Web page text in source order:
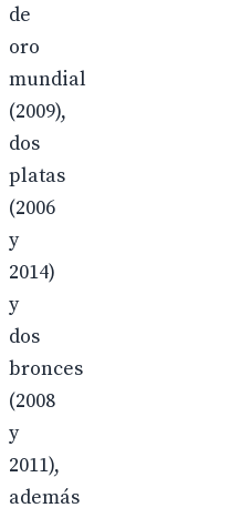
de
oro
mundial
(2009),
dos
platas
(2006
y
2014)
y
dos
bronces
(2008
y
2011),
además